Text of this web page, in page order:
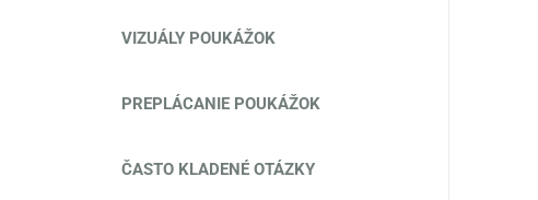
VIZUÁLY POUKÁŽOK
PREPLÁCANIE POUKÁŽOK
ČASTO KLADENÉ OTÁZKY